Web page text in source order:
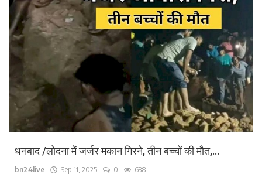
धनबाद /लोदना में जर्जर मकान गिरने, तीन बच्चों की मौत,...
bn24live Sep 11, 2025 0 638